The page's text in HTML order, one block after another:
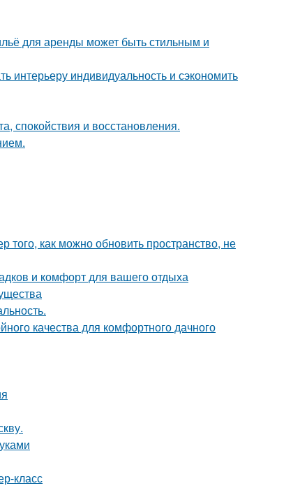
для аренды может быть стильным и
интерьеру индивидуальность и сэкономить
спокойствия и восстановления.
как можно обновить пространство, не
и комфорт для вашего отдыха
качества для комфортного дачного
класс